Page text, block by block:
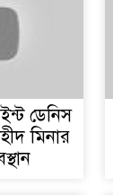
ডেনিস
মিনার